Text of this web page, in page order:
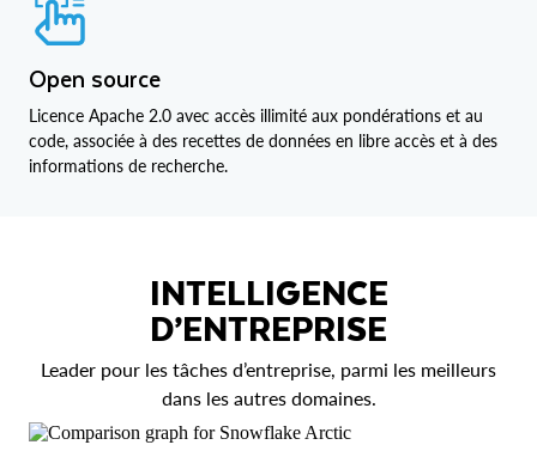
Open source
Licence Apache 2.0 avec accès illimité aux pondérations et au
code, associée à des recettes de données en libre accès et à des
informations de recherche.
INTELLIGENCE
D’ENTREPRISE
Leader pour les tâches d’entreprise, parmi les meilleurs
dans les autres domaines.